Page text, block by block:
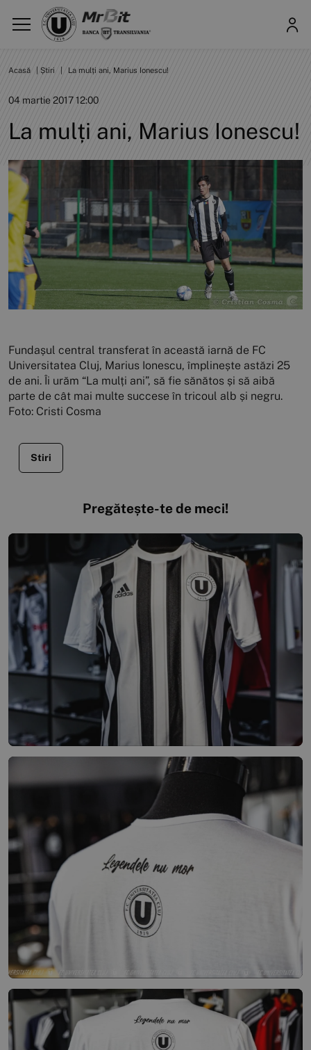
Acasă Știri La mulți ani, Marius Ionescu!
04 martie 2017 12:00
La mulți ani, Marius Ionescu!
Fundașul central transferat în această iarnă de FC
Universitatea Cluj, Marius Ionescu, împlinește astăzi 25
de ani. Îi urăm “La mulți ani”, să fie sănătos și să aibă
parte de cât mai multe succese în tricoul alb și negru.
Foto: Cristi Cosma
Stiri
Pregătește-te de meci!